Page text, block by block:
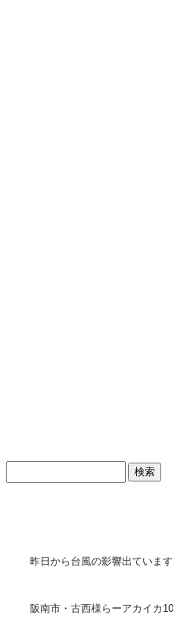
昨日から台風の影響出ています